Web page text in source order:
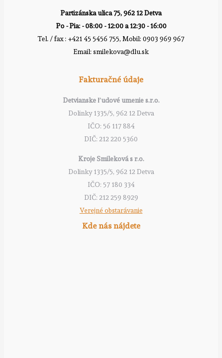
Partizánska ulica 75, 962 12 Detva
Po - Pia: - 08:00 - 12:00 a 12:30 - 16:00
Tel. / fax : +421 45 5456 755, Mobil: 0903 969 967
Email: smilekova@dlu.sk
Fakturačné údaje
Detvianske ľudové umenie s.r.o.
Dolinky 1335/5, 962 12 Detva
IČO: 56 117 884
DIČ: 212 220 5360
Kroje Smileková s r.o.
Dolinky 1335/5, 962 12 Detva
IČO: 57 180 334
DIČ: 212 259 8929
Verejné obstarávanie
Kde nás nájdete